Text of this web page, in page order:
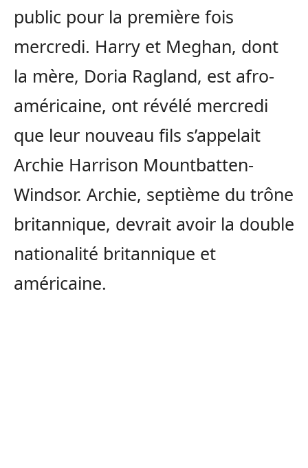
public pour la première fois
mercredi. Harry et Meghan, dont
la mère, Doria Ragland, est afro-
américaine, ont révélé mercredi
que leur nouveau fils s’appelait
Archie Harrison Mountbatten-
Windsor. Archie, septième du trône
britannique, devrait avoir la double
nationalité britannique et
américaine.